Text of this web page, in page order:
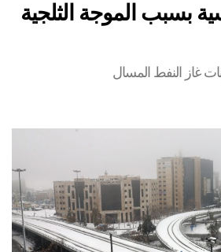
بسبب الموجة الثلجية
غاز النفط المسال